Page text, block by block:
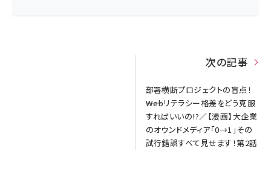
次の記事
部署横断プロジェクトの盲点！
――Webリテラシー格差をどう克服
すればいいの!?／【漫画】大企業
のオウンドメディア「0→1」その
試行錯誤すべて見せます！第2話